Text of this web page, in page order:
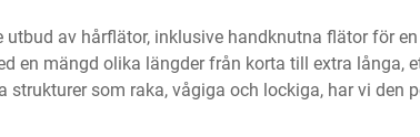
utbud av hårflätor, inklusive handknutna flätor för
en mängd olika längder från korta till extra
strukturer som raka, vågiga och lockiga, har vi den